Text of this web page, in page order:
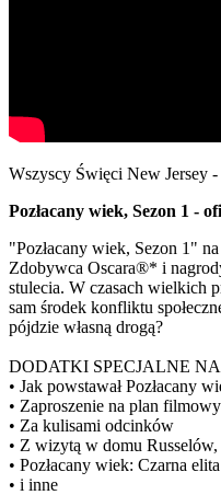
Wszyscy Święci New Jersey
Pozłacany wiek, Sezon 1 -
"Pozłacany wiek, Sezon 1"
Zdobywca Oscara®* i
stulecia. W czasach wielkich
sam środek konfliktu
pójdzie własną drogą?
DODATKI SPECJALNE
• Jak powstawał Pozłacany
• Zaproszenie na plan filmowy
• Za kulisami odcinków
• Z wizytą w domu Russelów,
• Pozłacany wiek: Czarna
• i inne